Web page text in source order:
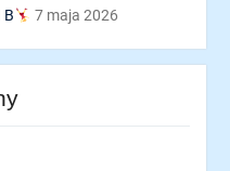
B
7 maja 2026